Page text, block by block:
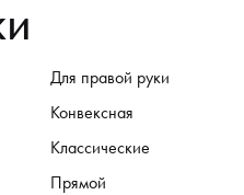
Для правой руки
Конвексная
Классические
Прямой